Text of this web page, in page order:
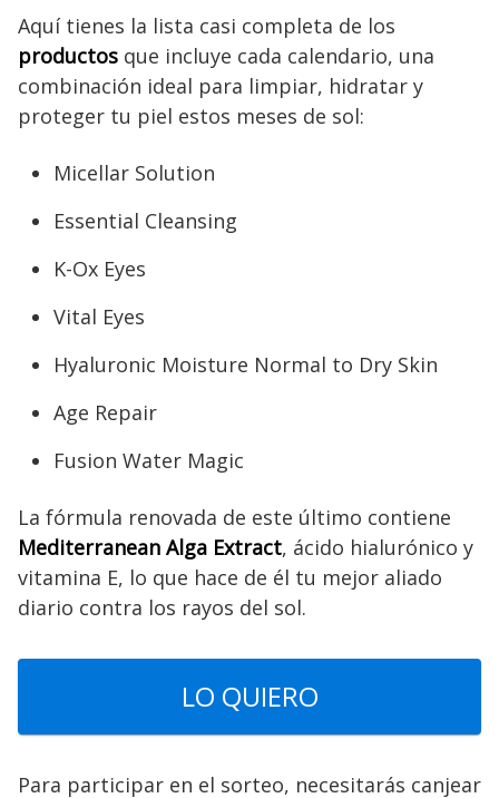
Aquí tienes la lista casi completa de los
productos que incluye cada calendario, una
combinación ideal para limpiar, hidratar y
proteger tu piel estos meses de sol:
Micellar Solution
Essential Cleansing
K-Ox Eyes
Vital Eyes
Hyaluronic Moisture Normal to Dry Skin
Age Repair
Fusion Water Magic
La fórmula renovada de este último contiene
Mediterranean Alga Extract, ácido hialurónico y
vitamina E, lo que hace de él tu mejor aliado
diario contra los rayos del sol.
LO QUIERO
Para participar en el sorteo, necesitarás canjear